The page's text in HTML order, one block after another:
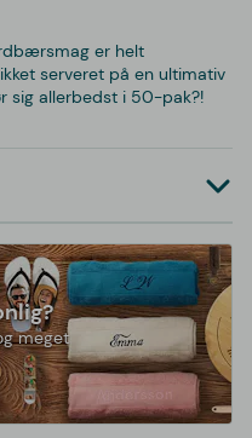
er helt
serveret på en ultimativ
sig allerbedst i 50-pak?!
meget